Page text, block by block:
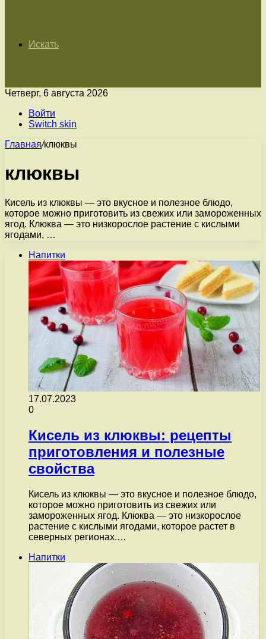
Искать
Четверг, 6 августа 2026
Войти
Switch skin
Главная/клюквы
клюквы
Кисель из клюквы — это вкусное и полезное блюдо,
которое можно приготовить из свежих или замороженных
ягод. Клюква — это низкорослое растение с кислыми
ягодами, …
Напитки
17.07.2023
0
Кисель из клюквы: рецепты
приготовления и полезные
свойства
Кисель из клюквы — это вкусное и полезное блюдо,
которое можно приготовить из свежих или
замороженных ягод. Клюква — это низкорослое
растение с кислыми ягодами, которое растет в
северных регионах.…
Напитки